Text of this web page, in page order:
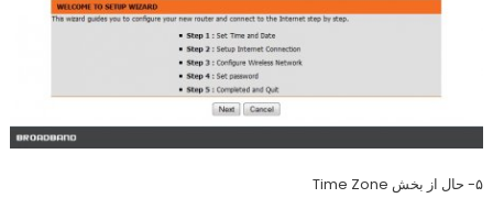
۵- حال از بخش
Time Zone